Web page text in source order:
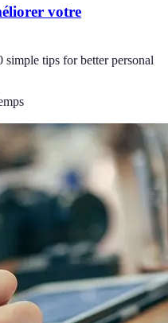
votre
tips for better personal